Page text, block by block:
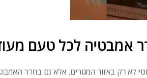
אמבטיה לכל טעם
לא רק באזור המגורים, אלא גם בחדר